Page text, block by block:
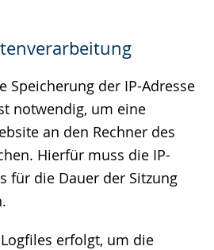
Speicherung der IP-Adresse
notwendig, um eine
an den Rechner des
Hierfür muss die IP-
für die Dauer der Sitzung
erfolgt, um die